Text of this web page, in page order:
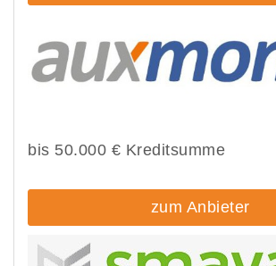
bis 50.000 € Kreditsumme
zum Anbieter